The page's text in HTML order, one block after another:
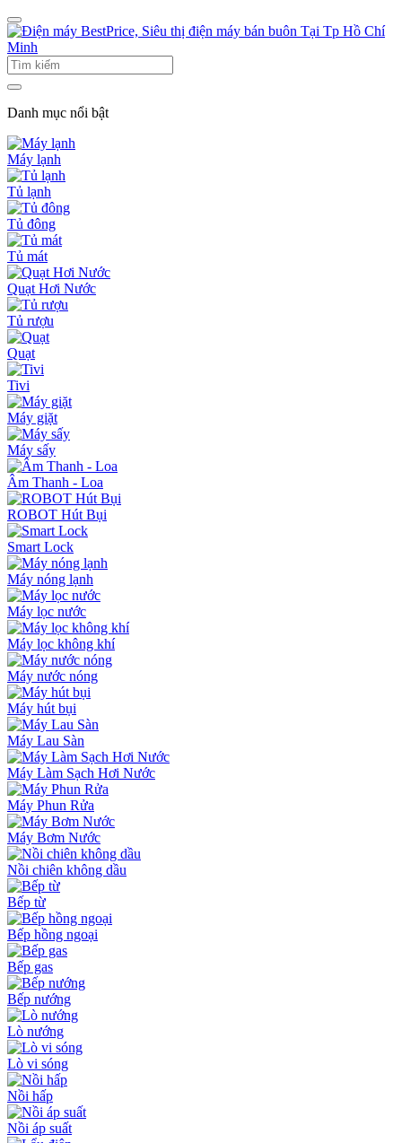
Danh mục nổi bật
Máy lạnh
Tủ lạnh
Tủ đông
Tủ mát
Quạt Hơi Nước
Tủ rượu
Quạt
Tivi
Máy giặt
Máy sấy
Âm Thanh - Loa
ROBOT Hút Bụi
Smart Lock
Máy nóng lạnh
Máy lọc nước
Máy lọc không khí
Máy nước nóng
Máy hút bụi
Máy Lau Sàn
Máy Làm Sạch Hơi Nước
Máy Phun Rửa
Máy Bơm Nước
Nồi chiên không dầu
Bếp từ
Bếp hồng ngoại
Bếp gas
Bếp nướng
Lò nướng
Lò vi sóng
Nồi hấp
Nồi áp suất